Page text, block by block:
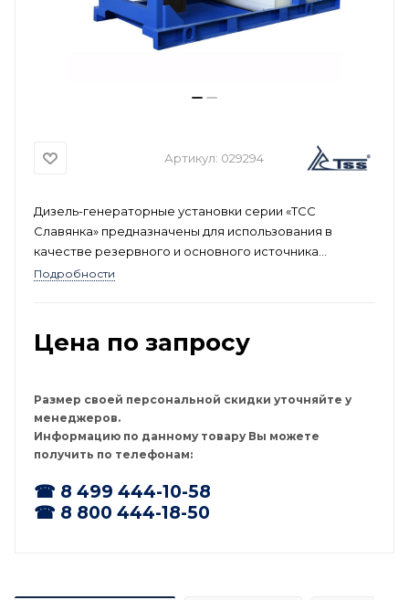
Артикул: 029294
Дизель-генераторные установки серии «ТСС
Славянка» предназначены для использования в
качестве резервного и основного источника
электрической энергии и являются самыми старыми
временем и условиями каждого региона России.
Подробности
Цена по запросу
Размер своей персональной скидки уточняйте у
менеджеров.
Информацию по данному товару Вы можете
получить по телефонам:
☎ 8 499 444-10-58
☎ 8 800 444-18-50